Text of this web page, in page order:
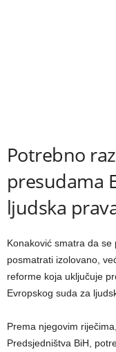
Potrebno
presudama
ljudska
Konaković smatra da
posmatrati izolovano,
reforme koja uključuje
Evropskog suda za
Prema njegovim
Predsjedništva BiH,